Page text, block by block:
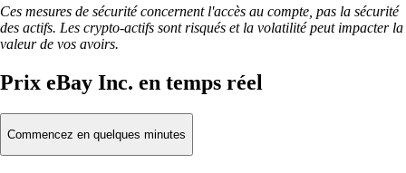
Ces mesures de sécurité concernent l'accès au compte, pas la sécurité
des actifs. Les crypto-actifs sont risqués et la volatilité peut impacter la
valeur de vos avoirs.
Prix eBay Inc. en temps réel
Commencez en quelques minutes